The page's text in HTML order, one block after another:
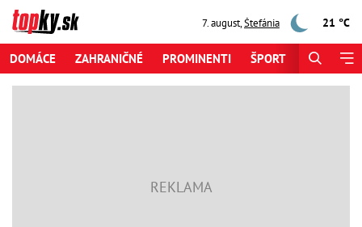
7. august,Štefánia 21 °C
DOMÁCE ZAHRANIČNÉ PROMINENTI ŠPORT